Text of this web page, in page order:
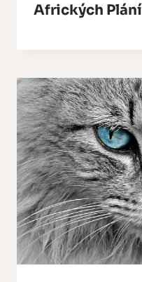
Afrických Plání